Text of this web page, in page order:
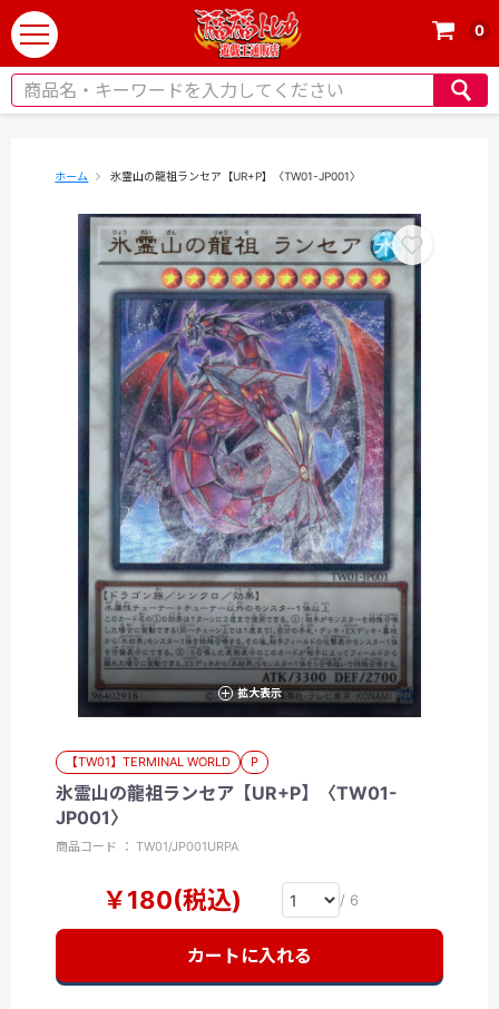
t
o
g
0
ホーム 氷霊山の龍祖ランセア【UR+P】〈TW01-JP001〉
拡大表示
【TW01】TERMINAL WORLD P
氷霊山の龍祖ランセア【UR+P】〈TW01-
JP001〉
商品コード ： TW01/JP001URPA
￥180(税込) / 6
カートに入れる